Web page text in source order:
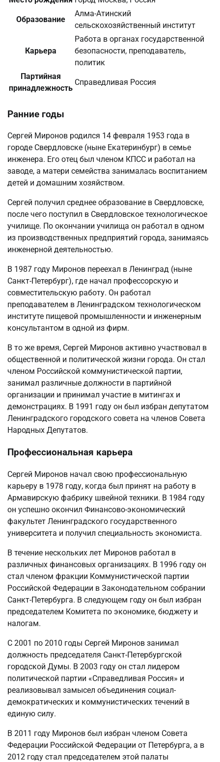
Образование
Алма-Атинский
сельскохозяйственный институт
Карьера
Работа в органах государственной
безопасности, преподаватель,
политик
Партийная
принадлежность
Справедливая Россия
Ранние годы
Сергей Миронов родился 14 февраля 1953 года в
городе Свердловске (ныне Екатеринбург) в семье
инженера. Его отец был членом КПСС и работал на
заводе, а матери семейства занималась воспитанием
детей и домашним хозяйством.
Сергей получил среднее образование в Свердловске,
после чего поступил в Свердловское технологическое
училище. По окончании училища он работал в одном
из производственных предприятий города, занимаясь
инженерной деятельностью.
В 1987 году Миронов переехал в Ленинград (ныне
Санкт-Петербург), где начал профессорскую и
совместительскую работу. Он работал
преподавателем в Ленинградском технологическом
институте пищевой промышленности и инженерным
консультантом в одной из фирм.
В то же время, Сергей Миронов активно участвовал в
общественной и политической жизни города. Он стал
членом Российской коммунистической партии,
занимал различные должности в партийной
организации и принимал участие в митингах и
демонстрациях. В 1991 году он был избран депутатом
Ленинградского городского совета на членов Совета
Народных Депутатов.
Профессиональная карьера
Сергей Миронов начал свою профессиональную
карьеру в 1978 году, когда был принят на работу в
Армавирскую фабрику швейной техники. В 1984 году
он успешно окончил Финансово-экономический
факультет Ленинградского государственного
университета и получил специальность экономиста.
В течение нескольких лет Миронов работал в
различных финансовых организациях. В 1996 году он
стал членом фракции Коммунистической партии
Российской Федерации в Законодательном собрании
Санкт-Петербурга. В следующем году он был избран
председателем Комитета по экономике, бюджету и
налогам.
С 2001 по 2010 годы Сергей Миронов занимал
должность председателя Санкт-Петербургской
городской Думы. В 2003 году он стал лидером
политической партии «Справедливая Россия» и
реализовывал замысел объединения социал-
демократических и коммунистических течений в
единую силу.
В 2011 году Миронов был избран членом Совета
Федерации Российской Федерации от Петербурга, а в
2012 году стал председателем этой палаты